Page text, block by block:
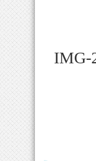
IMG-